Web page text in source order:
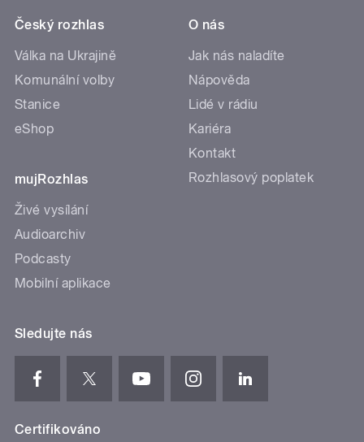
Český rozhlas
Válka na Ukrajině
Komunální volby
Stanice
eShop
mujRozhlas
Živé vysílání
Audioarchiv
Podcasty
Mobilní aplikace
O nás
Jak nás naladíte
Nápověda
Lidé v rádiu
Kariéra
Kontakt
Rozhlasový poplatek
Sledujte nás
Certifikováno